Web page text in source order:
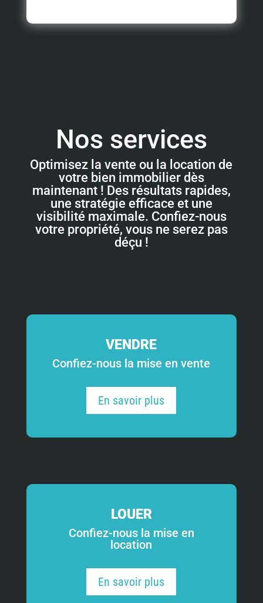
Nos services
Optimisez la vente ou la location de
votre bien immobilier dès
maintenant ! Des résultats rapides,
une stratégie efficace et une
visibilité maximale. Confiez-nous
votre propriété, vous ne serez pas
déçu !
VENDRE
Confiez-nous la mise en vente
En savoir plus
LOUER
Confiez-nous la mise en
location
En savoir plus